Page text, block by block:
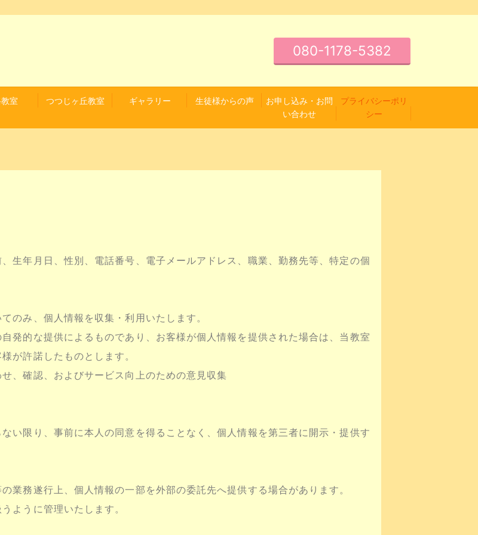
080-1178-5382
室 つつじヶ丘教室 ギャラリー 生徒様からの声
お申し込み・お問
い合わせ
プライバシーポリ
シー
生年月日、性別、電話番号、電子メールアドレス、職業、勤務先等、特定の個
のみ、個人情報を収集・利用いたします。
発的な提供によるものであり、お客様が個人情報を提供された場合は、当教室
が許諾したものとします。
、確認、およびサービス向上のための意見収集
い限り、事前に本人の同意を得ることなく、個人情報を第三者に開示・提供す
業務遂行上、個人情報の一部を外部の委託先へ提供する場合があります。
ように管理いたします。